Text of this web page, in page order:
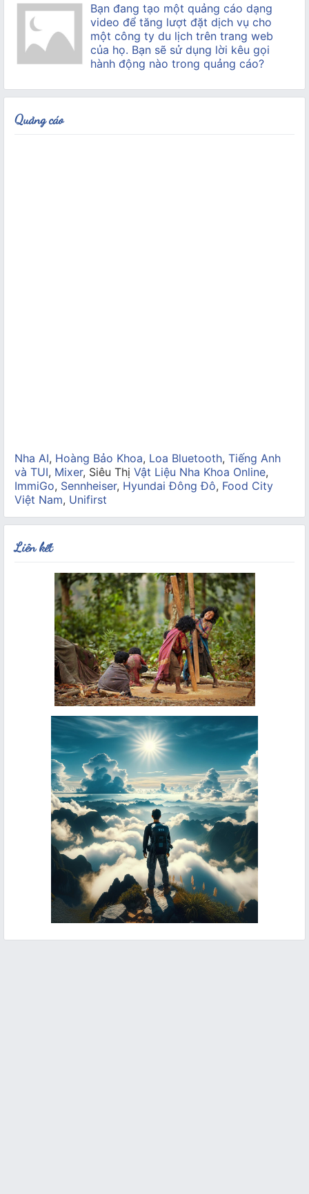
Bạn đang tạo một quảng cáo dạng
video để tăng lượt đặt dịch vụ cho
một công ty du lịch trên trang web
của họ. Bạn sẽ sử dụng lời kêu gọi
hành động nào trong quảng cáo?
Quảng cáo
Nha AI, Hoàng Bảo Khoa, Loa Bluetooth, Tiếng Anh
và TUI, Mixer, Siêu Thị Vật Liệu Nha Khoa Online,
ImmiGo, Sennheiser, Hyundai Đông Đô, Food City
Việt Nam, Unifirst
Liên kết